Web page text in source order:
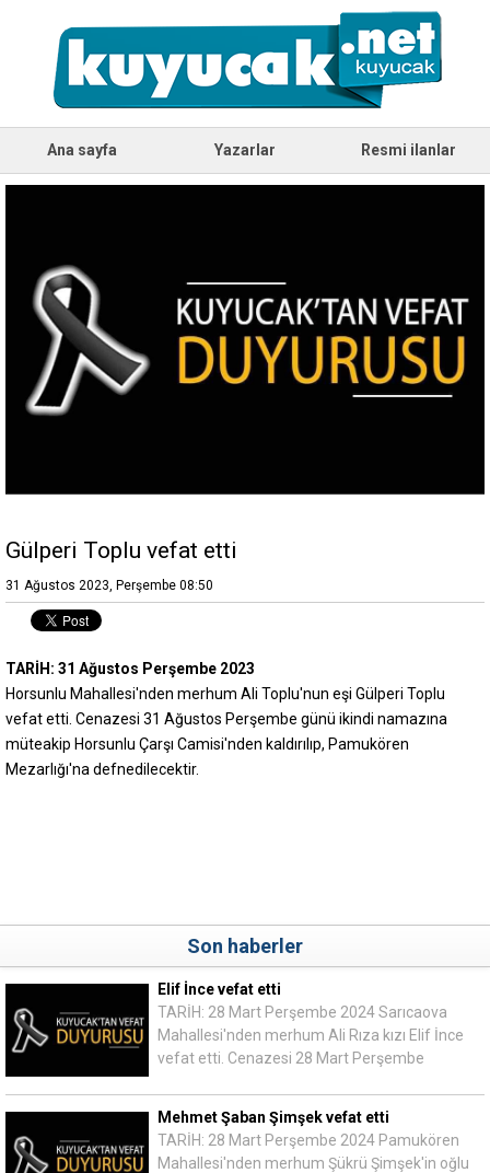
Ana sayfa Yazarlar Resmi ilanlar
Gülperi Toplu vefat etti
31 Ağustos 2023, Perşembe 08:50
TARİH: 31 Ağustos Perşembe 2023
Horsunlu Mahallesi'nden merhum Ali Toplu'nun eşi Gülperi Toplu
vefat etti. Cenazesi 31 Ağustos Perşembe günü ikindi namazına
müteakip Horsunlu Çarşı Camisi'nden kaldırılıp, Pamukören
Mezarlığı'na defnedilecektir.
Son haberler
Elif İnce vefat etti
TARİH: 28 Mart Perşembe 2024 Sarıcaova
Mahallesi'nden merhum Ali Rıza kızı Elif İnce
vefat etti. Cenazesi 28 Mart Perşembe
Mehmet Şaban Şimşek vefat etti
TARİH: 28 Mart Perşembe 2024 Pamukören
Mahallesi'nden merhum Şükrü Şimşek'in oğlu